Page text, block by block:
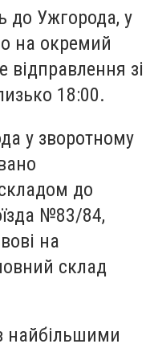
до Ужгорода, у
на окремий
відправлення зі
18:00.
у зворотному
до
№83/84,
на
склад
найбільшими